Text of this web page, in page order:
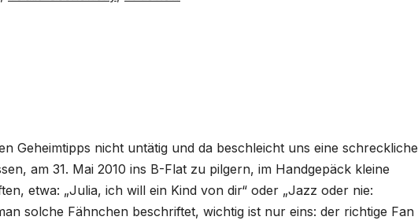
Geheimtipps nicht untätig und da beschleicht uns eine schreckliche
am 31. Mai 2010 ins B-Flat zu pilgern, im Handgepäck kleine
etwa: „Julia, ich will ein Kind von dir“ oder „Jazz oder nie:
solche Fähnchen beschriftet, wichtig ist nur eins: der richtige Fan